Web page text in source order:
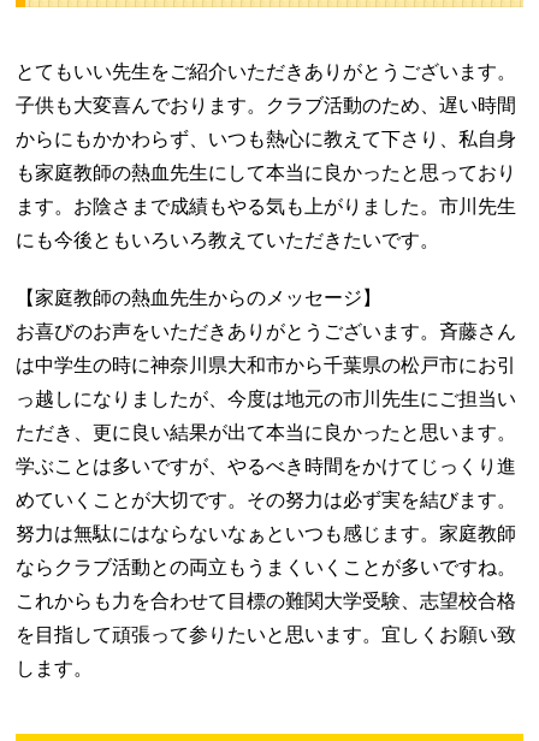
とてもいい先生をご紹介いただきありがとうございます。
子供も大変喜んでおります。クラブ活動のため、遅い時間
からにもかかわらず、いつも熱心に教えて下さり、私自身
も家庭教師の熱血先生にして本当に良かったと思っており
ます。お陰さまで成績もやる気も上がりました。市川先生
にも今後ともいろいろ教えていただきたいです。
【家庭教師の熱血先生からのメッセージ】
お喜びのお声をいただきありがとうございます。斉藤さん
は中学生の時に神奈川県大和市から千葉県の松戸市にお引
っ越しになりましたが、今度は地元の市川先生にご担当い
ただき、更に良い結果が出て本当に良かったと思います。
学ぶことは多いですが、やるべき時間をかけてじっくり進
めていくことが大切です。その努力は必ず実を結びます。
努力は無駄にはならないなぁといつも感じます。家庭教師
ならクラブ活動との両立もうまくいくことが多いですね。
これからも力を合わせて目標の難関大学受験、志望校合格
を目指して頑張って参りたいと思います。宜しくお願い致
します。